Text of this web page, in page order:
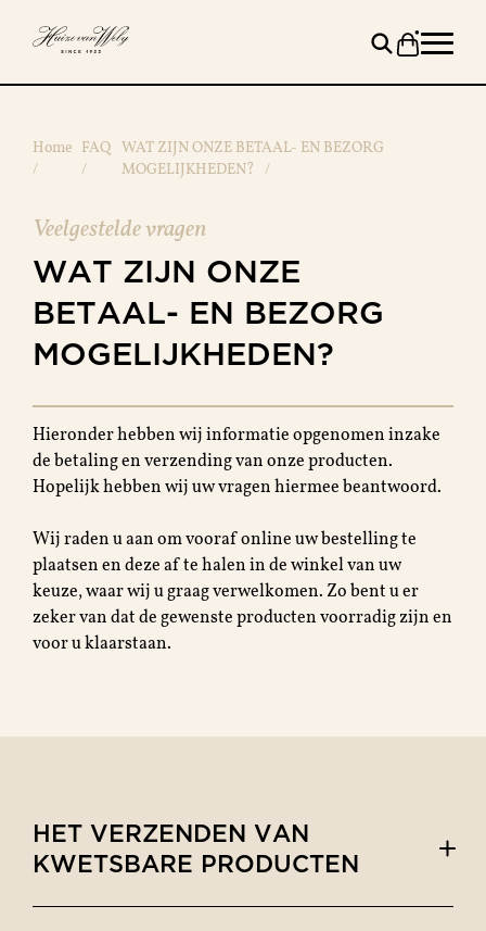
Home
/
FAQ
/
WAT ZIJN ONZE BETAAL- EN BEZORG
MOGELIJKHEDEN? /
Veelgestelde vragen
WAT ZIJN ONZE
BETAAL- EN BEZORG
MOGELIJKHEDEN?
Hieronder hebben wij informatie opgenomen inzake
de betaling en verzending van onze producten.
Hopelijk hebben wij uw vragen hiermee beantwoord.
Wij raden u aan om vooraf online uw bestelling te
plaatsen en deze af te halen in de winkel van uw
keuze, waar wij u graag verwelkomen. Zo bent u er
zeker van dat de gewenste producten voorradig zijn en
voor u klaarstaan.
HET VERZENDEN VAN
KWETSBARE PRODUCTEN